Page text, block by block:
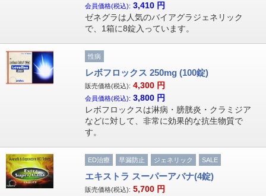
会員価格(税込): 3,410 円
ゼネグラは人気のバイアグラジェネリック
で、1箱に8錠入っています。
性病
レボフロックス 250mg (100錠)
販売価格(税込): 4,300 円
会員価格(税込): 3,800 円
レボフロックスは淋病・膀胱炎・クラミジア
などに対して、非常に効果的な抗生物質で
す。
ED治療 早漏防止 ジェネリック SALE
エキストラ スーパーアバナ(4錠)
販売価格(税込): 5,700 円